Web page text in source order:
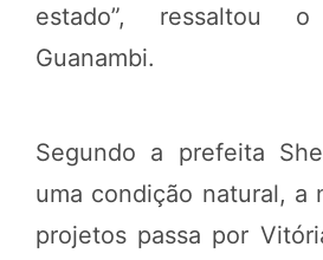
estado”, ressaltou
Guanambi.
Segundo a prefeita
uma condição natural, a
projetos passa por